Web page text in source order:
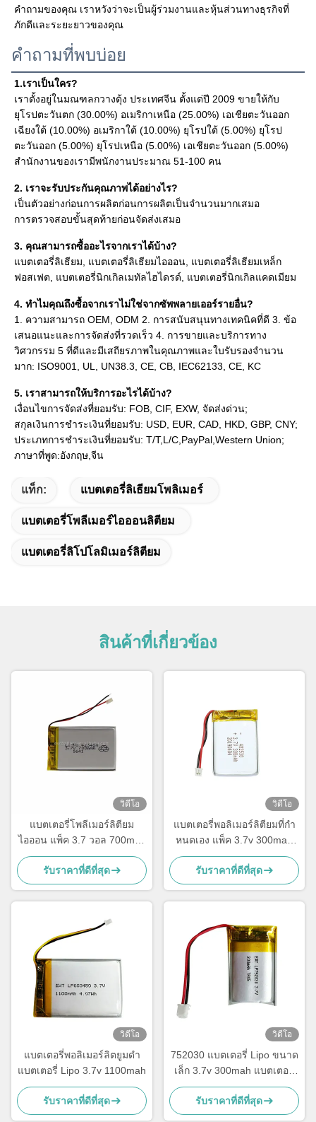
คำถามของคุณ เราหวังว่าจะเป็นผู้ร่วมงานและหุ้นส่วนทางธุรกิจที่
ภักดีและระยะยาวของคุณ
คำถามที่พบบ่อย
1.เราเป็นใคร?
เราตั้งอยู่ในมณฑลกวางตุ้ง ประเทศจีน ตั้งแต่ปี 2009 ขายให้กับ
ยุโรปตะวันตก (30.00%) อเมริกาเหนือ (25.00%) เอเชียตะวันออก
เฉียงใต้ (10.00%) อเมริกาใต้ (10.00%) ยุโรปใต้ (5.00%) ยุโรป
ตะวันออก (5.00%) ยุโรปเหนือ (5.00%) เอเชียตะวันออก (5.00%)
สำนักงานของเรามีพนักงานประมาณ 51-100 คน
2. เราจะรับประกันคุณภาพได้อย่างไร?
เป็นตัวอย่างก่อนการผลิตก่อนการผลิตเป็นจำนวนมากเสมอ
การตรวจสอบขั้นสุดท้ายก่อนจัดส่งเสมอ
3. คุณสามารถซื้ออะไรจากเราได้บ้าง?
แบตเตอรี่ลิเธียม, แบตเตอรี่ลิเธียมไอออน, แบตเตอรี่ลิเธียมเหล็ก
ฟอสเฟต, แบตเตอรี่นิกเกิลเมทัลไฮไดรด์, ​​แบตเตอรี่นิกเกิลแคดเมียม
4. ทำไมคุณถึงซื้อจากเราไม่ใช่จากซัพพลายเออร์รายอื่น?
1. ความสามารถ OEM, ODM 2. การสนับสนุนทางเทคนิคที่ดี 3. ข้อ
เสนอแนะและการจัดส่งที่รวดเร็ว 4. การขายและบริการทาง
วิศวกรรม 5 ที่ดีและมีเสถียรภาพในคุณภาพและใบรับรองจำนวน
มาก: ISO9001, UL, UN38.3, CE, CB, IEC62133, CE, KC
5. เราสามารถให้บริการอะไรได้บ้าง?
เงื่อนไขการจัดส่งที่ยอมรับ: FOB, CIF, EXW, จัดส่งด่วน;
สกุลเงินการชำระเงินที่ยอมรับ: USD, EUR, CAD, HKD, GBP, CNY;
ประเภทการชำระเงินที่ยอมรับ: T/T,L/C,PayPal,Western Union;
ภาษาที่พูด:อังกฤษ,จีน
แท็ก: แบตเตอรี่ลิเธียมโพลิเมอร์
แบตเตอรี่โพลีเมอร์ไอออนลิตียม
แบตเตอรี่ลิโปโลมิเมอร์ลิตียม
สินค้าที่เกี่ยวข้อง
วิดีโอ
แบตเตอรี่โพลีเมอร์ลิตียม
ไอออน แพ็ค 3.7 วอล 700mah
แบตเตอรี่ LP423450
รับราคาที่ดีที่สุด
วิดีโอ
แบตเตอรี่พอลิเมอร์ลิตียมที่กํา
หนดเอง แพ็ค 3.7v 300mah
แบตเตอรี่ LiPo 402530
รับราคาที่ดีที่สุด
วิดีโอ
แบตเตอรี่พอลิเมอร์ลิตยูมดํา
แบตเตอรี่ Lipo 3.7v 1100mah
รับราคาที่ดีที่สุด
วิดีโอ
752030 แบตเตอรี่ Lipo ขนาด
เล็ก 3.7v 300mah แบตเตอรี่
Li Polymer สามารถชาร์จได้
รับราคาที่ดีที่สุด